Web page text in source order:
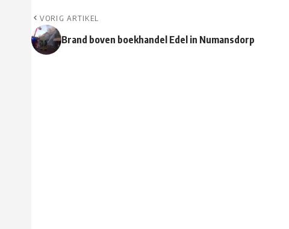
VORIG ARTIKEL
Brand boven boekhandel Edel in Numansdorp